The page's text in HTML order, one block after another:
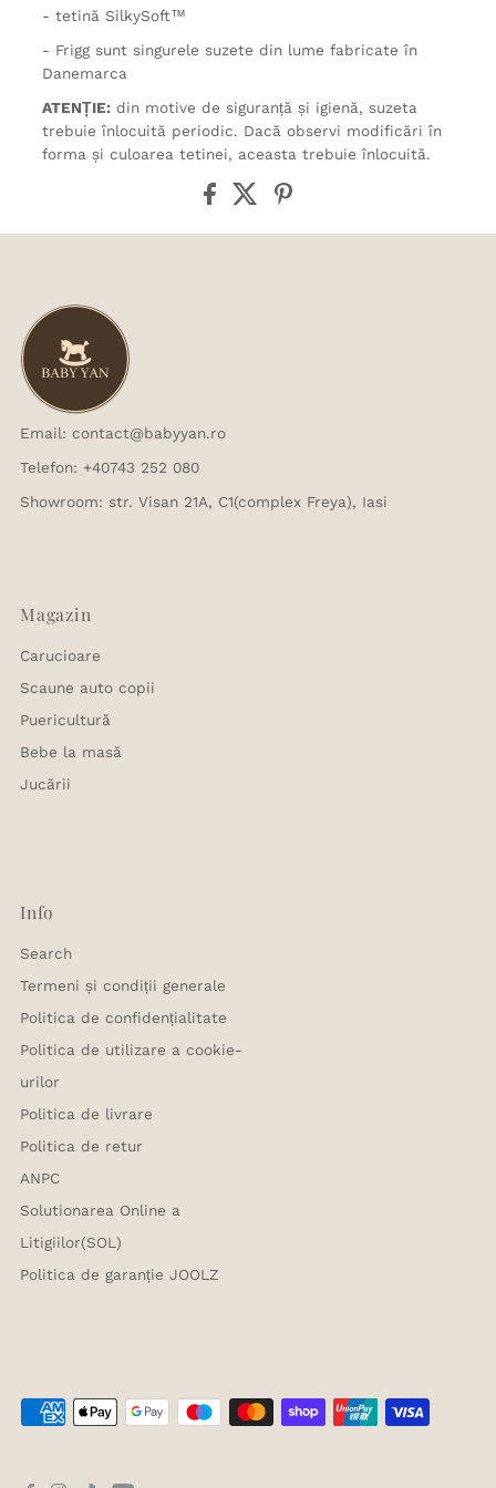
- tetină SilkySoft™
- Frigg sunt singurele suzete din lume fabricate în
Danemarca
ATENȚIE: din motive de siguranță și igienă, suzeta
trebuie înlocuită periodic. Dacă observi modificări în
forma și culoarea tetinei, aceasta trebuie înlocuită.
Email: contact@babyyan.ro
Telefon: +40743 252 080
Showroom: str. Visan 21A, C1(complex Freya), Iasi
Magazin
Carucioare
Scaune auto copii
Puericultură
Bebe la masă
Jucării
Info
Search
Termeni și condiții generale
Politica de confidențialitate
Politica de utilizare a cookie-
urilor
Politica de livrare
Politica de retur
ANPC
Solutionarea Online a
Litigiilor(SOL)
Politica de garanție JOOLZ